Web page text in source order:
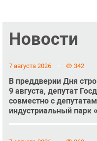
Новости
7 августа 2026 342
В преддверии Дня
9 августа, депутат
совместно с
индустриальный парк